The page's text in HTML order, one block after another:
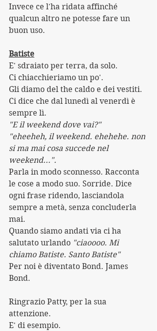
Invece ce l'ha ridata affinché
qualcun altro ne potesse fare un
buon uso.
Batiste
E' sdraiato per terra, da solo.
Ci chiacchieriamo un po'.
Gli diamo del the caldo e dei vestiti.
Ci dice che dal lunedì al venerdì è
sempre lì.
"E il weekend dove vai?"
"eheeheh, il weekend. ehehehe. non
si ma mai cosa succede nel
weekend...".
Parla in modo sconnesso. Racconta
le cose a modo suo. Sorride. Dice
ogni frase ridendo, lasciandola
sempre a metà, senza concluderla
mai.
Quando siamo andati via ci ha
salutato urlando "ciaoooo. Mi
chiamo Batiste. Santo Batiste"
Per noi è diventato Bond. James
Bond.
Ringrazio Patty, per la sua
attenzione.
E' di esempio.